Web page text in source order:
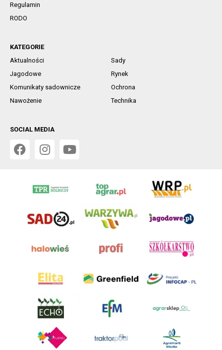
Regulamin
RODO
KATEGORIE
Aktualności
Sady
Jagodowe
Rynek
Komunikaty sadownicze
Ochrona
Nawożenie
Technika
SOCIAL MEDIA